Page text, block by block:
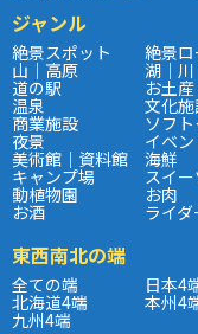
ジャンル
絶景スポット 絶景ロ
山｜高原 湖｜
道の駅 お土産
温泉 文化
商業施設 ソフ
夜景 イベ
美術館｜資料館 海鮮
キャンプ場 スイー
動植物園 お肉
お酒 ライ
東西南北の端
全ての端 日本4
北海道4端 本州4
九州4端